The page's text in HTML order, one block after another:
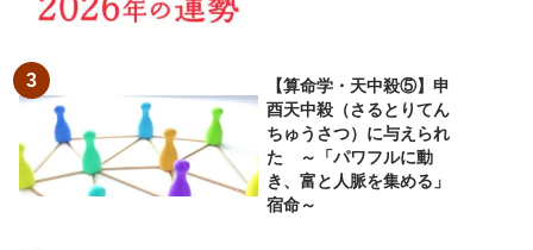
【算命学・天中殺⑤】申
酉天中殺（さるとりてん
ちゅうさつ）に与えられ
た ～「パワフルに動
き、富と人脈を集める」
宿命～